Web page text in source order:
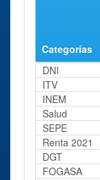
Categorías
DNI
ITV
INEM
Salud
SEPE
Renta 2021
DGT
FOGASA